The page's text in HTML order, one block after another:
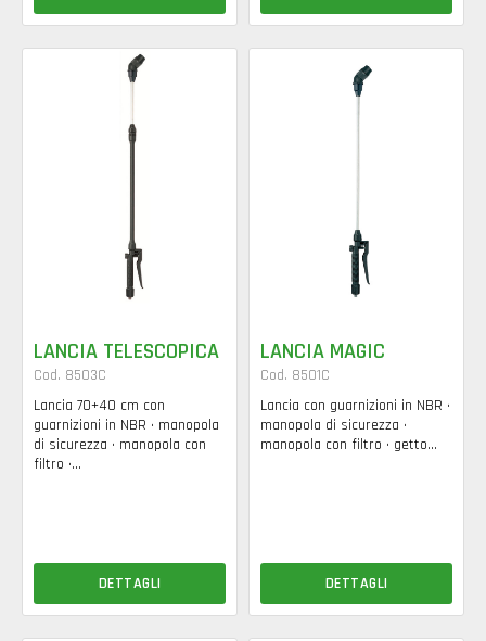
LANCIA TELESCOPICA
Cod. 8503C
Lancia 70+40 cm con
guarnizioni in NBR • manopola
di sicurezza • manopola con
filtro •...
DETTAGLI
LANCIA MAGIC
Cod. 8501C
Lancia con guarnizioni in NBR •
manopola di sicurezza •
manopola con filtro • getto...
DETTAGLI